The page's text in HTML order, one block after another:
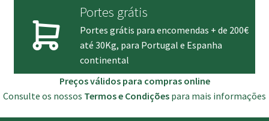
Portes grátis
Portes grátis para encomendas + de 200€
até 30Kg, para Portugal e Espanha
continental
Preços válidos para compras online
Consulte os nossos Termos e Condições para mais informações